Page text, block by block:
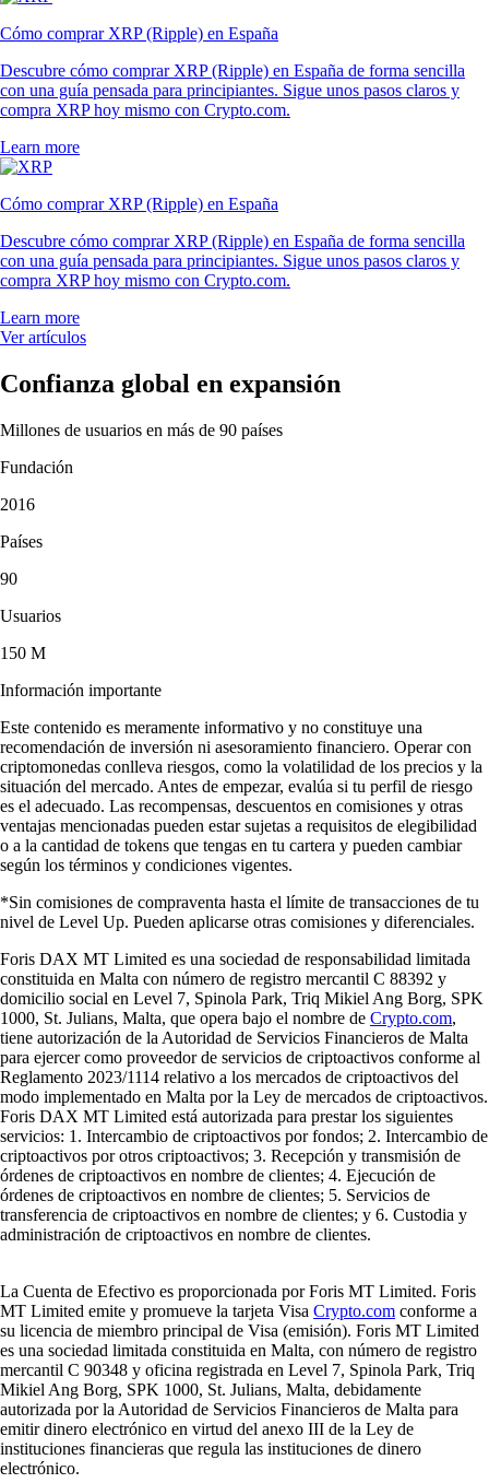
Cómo comprar XRP (Ripple) en España
Descubre cómo comprar XRP (Ripple) en España de forma sencilla
con una guía pensada para principiantes. Sigue unos pasos claros y
compra XRP hoy mismo con Crypto.com.
Learn more
Cómo comprar XRP (Ripple) en España
Descubre cómo comprar XRP (Ripple) en España de forma sencilla
con una guía pensada para principiantes. Sigue unos pasos claros y
compra XRP hoy mismo con Crypto.com.
Learn more
Ver artículos
Confianza global en expansión
Millones de usuarios en más de 90 países
Fundación
2016
Países
90
Usuarios
150 M
Información importante
Este contenido es meramente informativo y no constituye una
recomendación de inversión ni asesoramiento financiero. Operar con
criptomonedas conlleva riesgos, como la volatilidad de los precios y la
situación del mercado. Antes de empezar, evalúa si tu perfil de riesgo
es el adecuado. Las recompensas, descuentos en comisiones y otras
ventajas mencionadas pueden estar sujetas a requisitos de elegibilidad
o a la cantidad de tokens que tengas en tu cartera y pueden cambiar
según los términos y condiciones vigentes.
*Sin comisiones de compraventa hasta el límite de transacciones de tu
nivel de Level Up. Pueden aplicarse otras comisiones y diferenciales.
Foris DAX MT Limited es una sociedad de responsabilidad limitada
constituida en Malta con número de registro mercantil C 88392 y
domicilio social en Level 7, Spinola Park, Triq Mikiel Ang Borg, SPK
1000, St. Julians, Malta, que opera bajo el nombre de Crypto.com,
tiene autorización de la Autoridad de Servicios Financieros de Malta
para ejercer como proveedor de servicios de criptoactivos conforme al
Reglamento 2023/1114 relativo a los mercados de criptoactivos del
modo implementado en Malta por la Ley de mercados de criptoactivos.
Foris DAX MT Limited está autorizada para prestar los siguientes
servicios: 1. Intercambio de criptoactivos por fondos; 2. Intercambio de
criptoactivos por otros criptoactivos; 3. Recepción y transmisión de
órdenes de criptoactivos en nombre de clientes; 4. Ejecución de
órdenes de criptoactivos en nombre de clientes; 5. Servicios de
transferencia de criptoactivos en nombre de clientes; y 6. Custodia y
administración de criptoactivos en nombre de clientes.
La Cuenta de Efectivo es proporcionada por Foris MT Limited. Foris
MT Limited emite y promueve la tarjeta Visa Crypto.com conforme a
su licencia de miembro principal de Visa (emisión). Foris MT Limited
es una sociedad limitada constituida en Malta, con número de registro
mercantil C 90348 y oficina registrada en Level 7, Spinola Park, Triq
Mikiel Ang Borg, SPK 1000, St. Julians, Malta, debidamente
autorizada por la Autoridad de Servicios Financieros de Malta para
emitir dinero electrónico en virtud del anexo III de la Ley de
instituciones financieras que regula las instituciones de dinero
electrónico.